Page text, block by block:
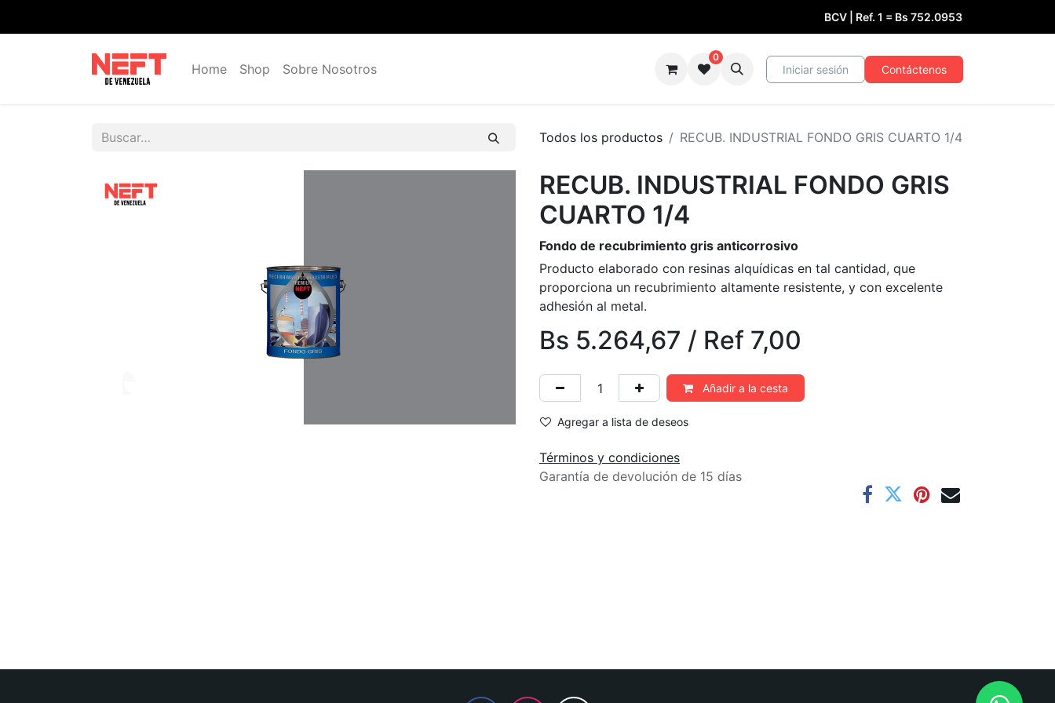
BCV | Ref. 1 = Bs 752.0953
Home Shop Sobre Nosotros
0
Iniciar sesión Contáctenos
Todos los productos RECUB. INDUSTRIAL FONDO GRIS CUARTO 1/4
RECUB. INDUSTRIAL FONDO GRIS
CUARTO 1/4
Fondo de recubrimiento gris anticorrosivo
Producto elaborado con resinas alquídicas en tal cantidad, que
proporciona un recubrimiento altamente resistente, y con excelente
adhesión al metal.
Bs 5.264,67 / Ref 7,00
Añadir a la cesta
Agregar a lista de deseos
Términos y condiciones
Garantía de devolución de 15 días